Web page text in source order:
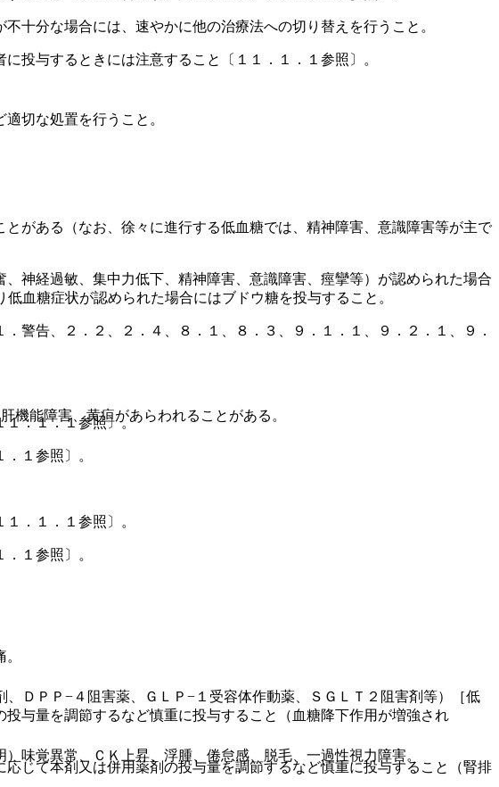
十分な場合には、速やかに他の治療法への切り替えを行うこと。
投与するときには注意すること〔１１．１．１参照〕。
１．１．１参照〕。
１参照〕。
．１．１参照〕。
１参照〕。
ＤＰＰ−４阻害薬、ＧＬＰ−１受容体作動薬、ＳＧＬＴ２阻害剤等）［低
与量を調節するなど慎重に投与すること（血糖降下作用が増強され
じて本剤又は併用薬剤の投与量を調節するなど慎重に投与すること（腎排
切な処置を行うこと。
がある（なお、徐々に進行する低血糖では、精神障害、意識障害等が主で
神経過敏、集中力低下、精神障害、意識障害、痙攣等）が認められた場合
血糖症状が認められた場合にはブドウ糖を投与すること。
警告、２．２、２．４、８．１、８．３、９．１．１、９．２．１、９．
能障害、黄疸があらわれることがある。
味覚異常、ＣＫ上昇、浮腫、倦怠感、脱毛、一過性視力障害。